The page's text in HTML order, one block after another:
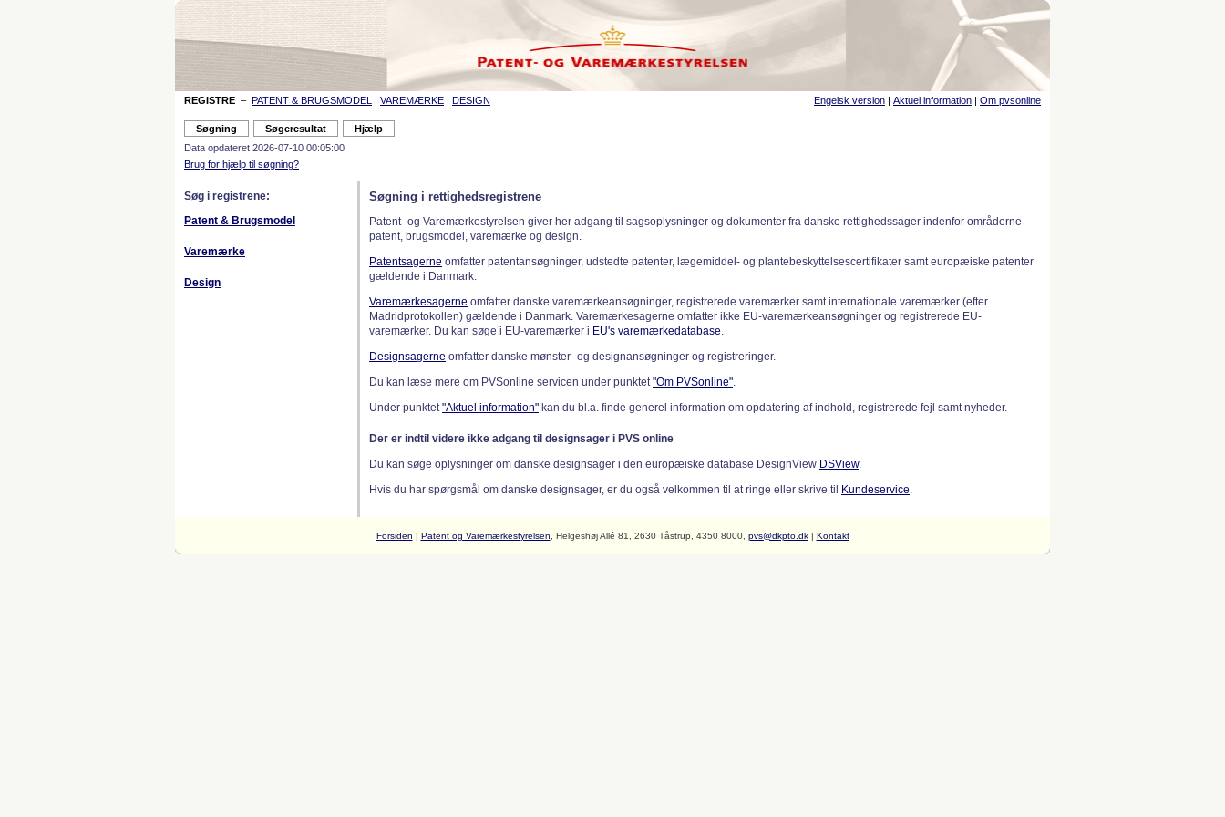
REGISTRE – PATENT & BRUGSMODEL | VAREMÆRKE | DESIGN Engelsk version | Aktuel information | Om pvsonline
Data opdateret 2026-07-10 00:05:00
Brug for hjælp til søgning?
Søg i registrene:
Patent & Brugsmodel
Varemærke
Design
Søgning i rettighedsregistrene
Patent- og Varemærkestyrelsen giver her adgang til sagsoplysninger og dokumenter fra danske rettighedssager indenfor områderne
patent, brugsmodel, varemærke og design.
Patentsagerne omfatter patentansøgninger, udstedte patenter, lægemiddel- og plantebeskyttelsescertifikater samt europæiske patenter
gældende i Danmark.
Varemærkesagerne omfatter danske varemærkeansøgninger, registrerede varemærker samt internationale varemærker (efter
Madridprotokollen) gældende i Danmark. Varemærkesagerne omfatter ikke EU-varemærkeansøgninger og registrerede EU-
varemærker. Du kan søge i EU-varemærker i EU's varemærkedatabase.
Designsagerne omfatter danske mønster- og designansøgninger og registreringer.
Du kan læse mere om PVSonline servicen under punktet"Om PVSonline".
Under punktet"Aktuel information" kan du bl.a. finde generel information om opdatering af indhold, registrerede fejl samt nyheder.
Der er indtil videre ikke adgang til designsager i PVS online
Du kan søge oplysninger om danske designsager i den europæiske database DesignView DSView.
Hvis du har spørgsmål om danske designsager, er du også velkommen til at ringe eller skrive til
Kundeservice.
Forsiden | Patent og Varemærkestyrelsen , Helgeshøj Allé 81, 2630 Tåstrup, 4350 8000, pvs@dkpto.dk| Kontakt